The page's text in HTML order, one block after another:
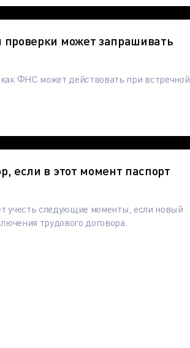
проверки может запрашивать
ФНС может действовать при встречной
если в этот момент паспорт
учесть следующие моменты, если новый
трудового договора.